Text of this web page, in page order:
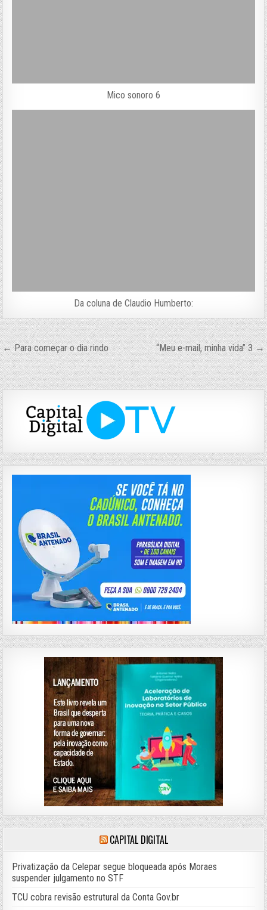
Mico sonoro 6
Da coluna de Claudio Humberto:
Navegação
de
Post
← Para começar o dia rindo “Meu e-mail, minha vida” 3 →
CAPITAL DIGITAL
Privatização da Celepar segue bloqueada após Moraes
suspender julgamento no STF
TCU cobra revisão estrutural da Conta Gov.br